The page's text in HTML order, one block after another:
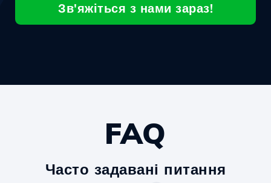
Зв'яжіться з нами зараз!
FAQ
Часто задавані питання